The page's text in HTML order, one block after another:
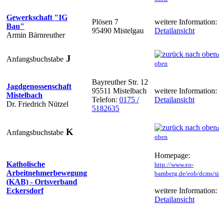
Gewerkschaft "IG
Bau"
Armin Bärnreuther
Plösen 7
95490 Mistelgau
weitere Information:
Detailansicht
Anfangsbuchstabe J
oben
Jagdgenossenschaft
Mistelbach
Dr. Friedrich Nützel
Bayreuther Str. 12
95511 Mistelbach
Telefon: 0175 /
5182635
weitere Information:
Detailansicht
Anfangsbuchstabe K
oben
Katholische
Arbeitnehmerbewegung
(KAB) - Ortsverband
Eckersdorf
Homepage:
http://www.eo-
bamberg.de/eob/dcms/
weitere Information:
Detailansicht